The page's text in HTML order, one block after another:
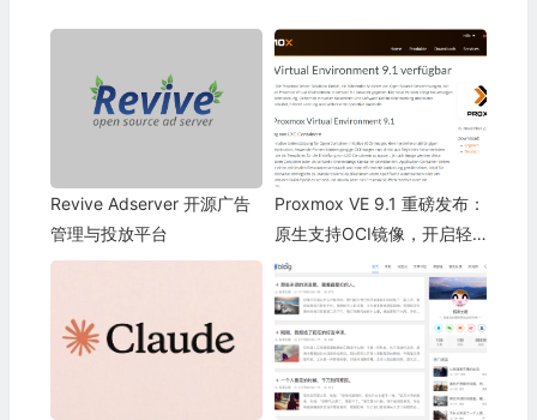
Revive Adserver 开源广告
管理与投放平台
Proxmox VE 9.1 重磅发布：
原生支持OCI镜像，开启轻
量容器化新时代